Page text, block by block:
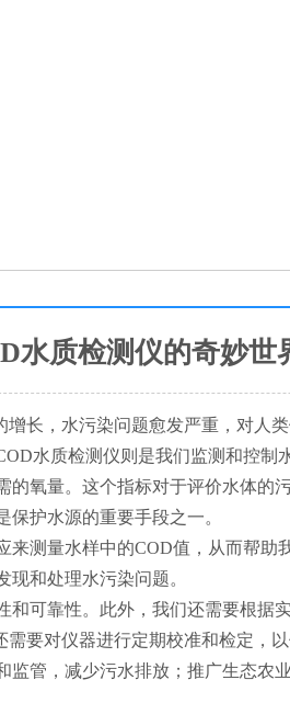
水质检测仪的奇妙世
长，水污染问题愈发严重，对人
水质检测仪则是我们监测和控制
氧量。这个指标对于评价水体的
护水源的重要手段之一。
测量水样中的COD值，从而帮助
和处理水污染问题。
可靠性。此外，我们还需要根据
要对仪器进行定期校准和检定，以
管，减少污水排放；推广生态农